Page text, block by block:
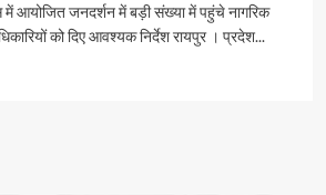
आयोजित जनदर्शन में बड़ी संख्या में पहुंचे नागरिक
को दिए आवश्यक निर्देश रायपुर । प्रदेश...